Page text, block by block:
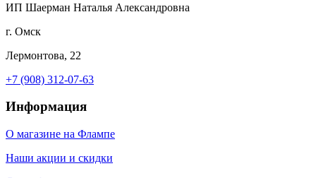
ИП Шаерман Наталья Александровна
г. Омск
Лермонтова, 22
+7 (908) 312-07-63
Информация
О магазине на Флампе
Наши акции и скидки